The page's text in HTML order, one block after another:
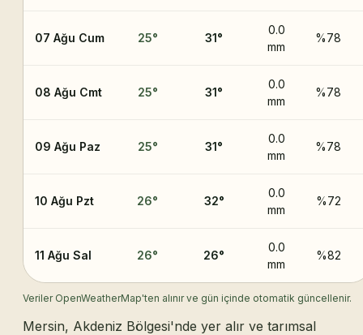
07 Ağu Cum 25° 31°
0.0
mm
%78
08 Ağu Cmt 25° 31°
0.0
mm
%78
09 Ağu Paz 25° 31°
0.0
mm
%78
10 Ağu Pzt 26° 32°
0.0
mm
%72
11 Ağu Sal 26° 26°
0.0
mm
%82
Veriler OpenWeatherMap'ten alınır ve gün içinde otomatik güncellenir.
Mersin, Akdeniz Bölgesi'nde yer alır ve tarımsal